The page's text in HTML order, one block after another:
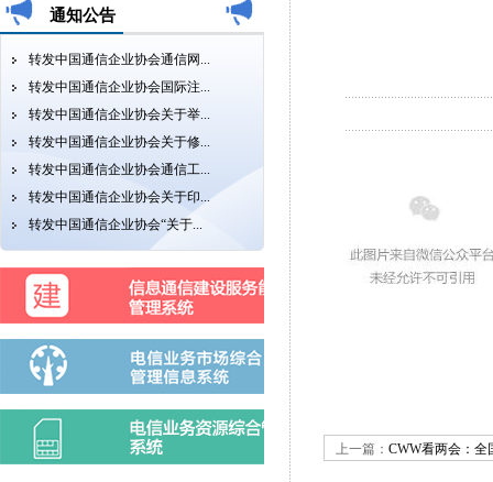
上一篇： CWW看两会：全
通知公告
转发中国通信企业协会通信网...
转发中国通信企业协会国际注...
转发中国通信企业协会关于举...
转发中国通信企业协会关于修...
转发中国通信企业协会通信工...
转发中国通信企业协会关于印...
转发中国通信企业协会“关于...